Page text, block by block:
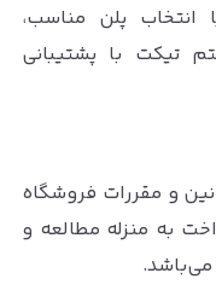
انتخاب پلن مناسب،
تیکت با پشتیبانی
و مقررات فروشگاه
به منزله مطالعه و